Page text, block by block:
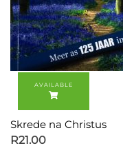
Skrede na Christus
R21.00